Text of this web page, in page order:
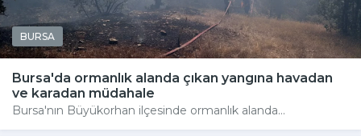
BURSA
Bursa'da ormanlık alanda çıkan yangına havadan
ve karadan müdahale
Bursa'nın Büyükorhan ilçesinde ormanlık alanda...